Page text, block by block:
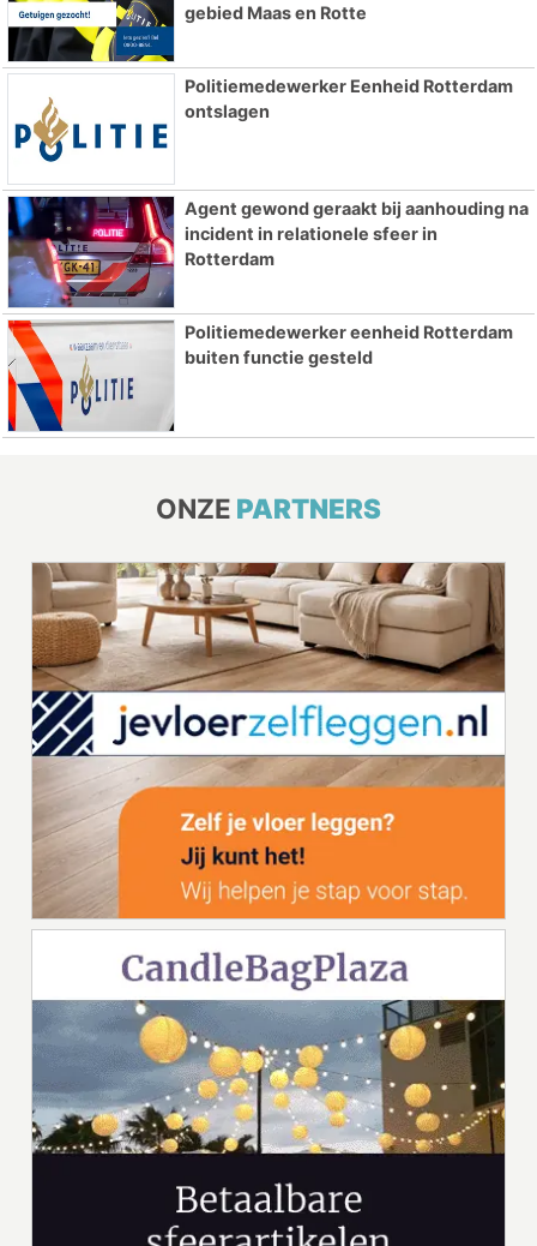
gebied Maas en Rotte
Politiemedewerker Eenheid Rotterdam
ontslagen
Agent gewond geraakt bij aanhouding na
incident in relationele sfeer in
Rotterdam
Politiemedewerker eenheid Rotterdam
buiten functie gesteld
ONZE PARTNERS